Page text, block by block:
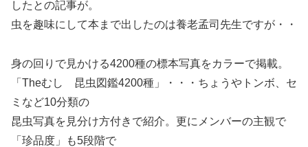
したとの記事が。
虫を趣味にして本まで出したのは養老孟司先生ですが・・
身の回りで見かける4200種の標本写真をカラーで掲載。
「Theむし 昆虫図鑑4200種」・・・ちょうやトンボ、セ
ミなど10分類の
昆虫写真を見分け方付きで紹介。更にメンバーの主観で
「珍品度」も5段階で